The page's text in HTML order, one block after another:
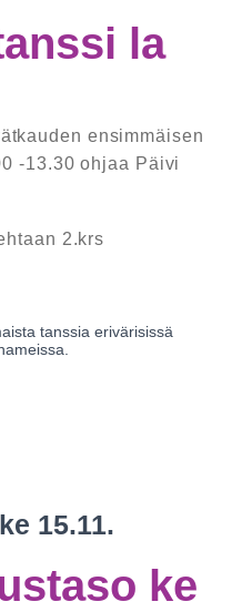
la
ensimmäisen
-13.30 ohjaa Päivi
2.krs
15.11.
ke